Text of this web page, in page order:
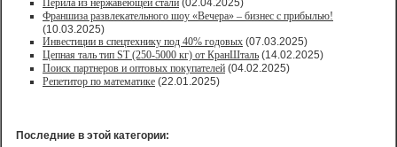
Перила из нержавеющей стали (02.04.2025)
Франшиза развлекательного шоу «Вечера» – бизнес с прибылью!
(10.03.2025)
Инвестиции в спецтехнику под 40% годовых (07.03.2025)
Цепная таль тип ST (250-5000 кг) от КранШталь (14.02.2025)
Поиск партнеров и оптовых покупателей (04.02.2025)
Репетитор по математике (22.01.2025)
Последние в этой категории: